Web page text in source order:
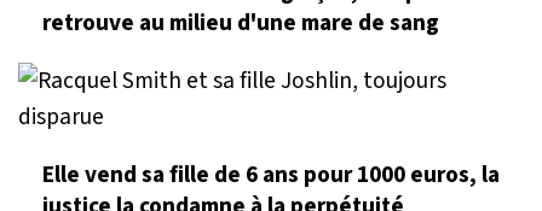
retrouve au milieu d'une mare de sang
Elle vend sa fille de 6 ans pour 1000 euros, la